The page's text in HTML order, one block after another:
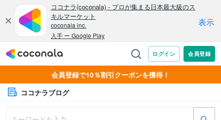
会員登録で10％割引クーポンを獲得！
ココナラブログ